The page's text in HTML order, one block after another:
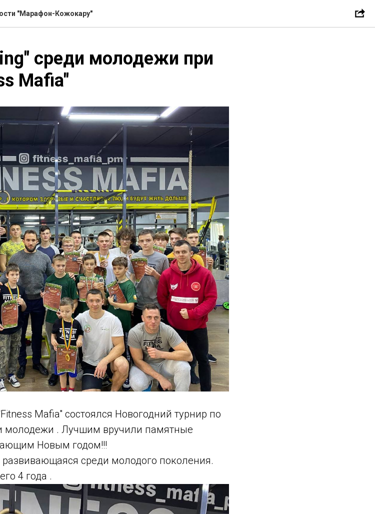
"Марафон-Кожокару"
среди молодежи при
Mafia"
Mafia" состоялся Новогодний турнир по
молодежи . Лучшим вручили памятные
Новым годом!!!
развивающаяся среди молодого поколения.
4 года .